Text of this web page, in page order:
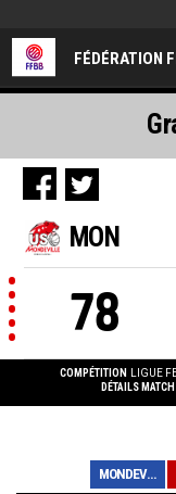
FÉDÉRATION
MON
78
COMPÉTITION LIGUE
DÉTAILS MATCH
MONDEVILLE